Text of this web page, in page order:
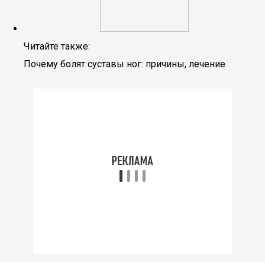
Читайте также:
Почему болят суставы ног: причины, лечение